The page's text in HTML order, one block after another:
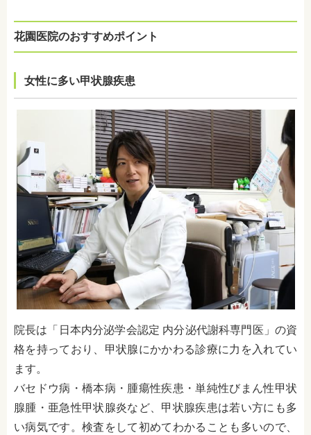
花園医院のおすすめポイント
女性に多い甲状腺疾患
院長は「 日本内分泌学会認定 内分泌代謝科専門医 」の資
格を持っており、甲状腺にかかわる診療に力を入れてい
ます。
バセドウ病・橋本病・腫瘍性疾患・単純性びまん性甲状
腺腫・亜急性甲状腺炎など、甲状腺疾患は若い方にも多
い病気です。検査をして初めてわかることも多いので、